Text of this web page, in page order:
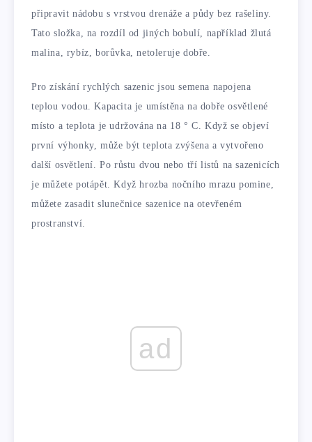
připravit nádobu s vrstvou drenáže a půdy bez rašeliny.
Tato složka, na rozdíl od jiných bobulí, například žlutá
malina, rybíz, borůvka, netoleruje dobře.
Pro získání rychlých sazenic jsou semena napojena
teplou vodou. Kapacita je umístěna na dobře osvětlené
místo a teplota je udržována na 18 ° C. Když se objeví
první výhonky, může být teplota zvýšena a vytvořeno
další osvětlení. Po růstu dvou nebo tří listů na sazenicích
je můžete potápět. Když hrozba nočního mrazu pomine,
můžete zasadit slunečnice sazenice na otevřeném
prostranství.
ad